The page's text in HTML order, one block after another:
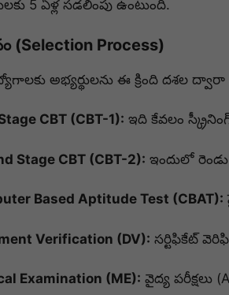
5 ఏళ్ల సడలింపు ఉంటుంది.
(Selection Process)
అభ్యర్థులను ఈ క్రింది దశల ద్వారా
CBT (CBT-1): ఇది కేవలం
Stage CBT (CBT-2): ఇందులో
Based Aptitude Test (CBAT):
Verification (DV): సర్టిఫికేట్
Examination (ME): వైద్య పరీక్షలు